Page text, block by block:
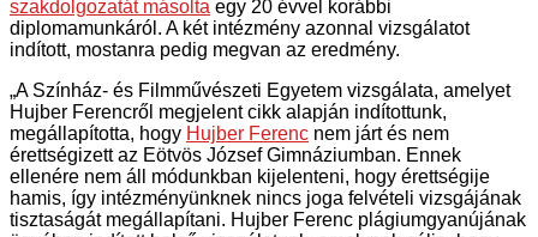
szakdolgozatát másolta egy 20 évvel korábbi
diplomamunkáról. A két intézmény azonnal vizsgálatot
indított, mostanra pedig megvan az eredmény.
„A Színház- és Filmművészeti Egyetem vizsgálata, amelyet
Hujber Ferencről megjelent cikk alapján indítottunk,
megállapította, hogy Hujber Ferenc nem járt és nem
érettségizett az Eötvös József Gimnáziumban. Ennek
ellenére nem áll módunkban kijelenteni, hogy érettségije
hamis, így intézményünknek nincs joga felvételi vizsgájának
tisztaságát megállapítani. Hujber Ferenc plágiumgyanújának